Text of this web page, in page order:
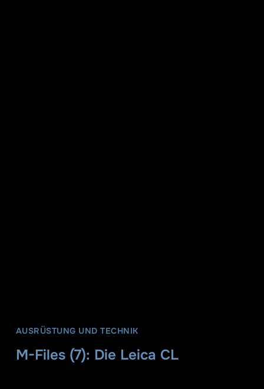
AUSRÜSTUNG UND TECHNIK
M-Files (7): Die Leica CL